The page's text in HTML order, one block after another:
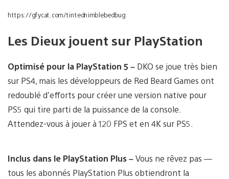
https://gfycat.com/tintednimblebedbug
Les Dieux jouent sur PlayStation
Optimisé pour la PlayStation 5 – DKO se joue très bien
sur PS4, mais les développeurs de Red Beard Games ont
redoublé d’efforts pour créer une version native pour
PS5 qui tire parti de la puissance de la console.
Attendez-vous à jouer à 120 FPS et en 4K sur PS5.
Inclus dans le PlayStation Plus –Vous ne rêvez pas —
tous les abonnés PlayStation Plus obtiendront la